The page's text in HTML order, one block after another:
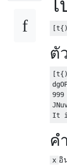
ตั
999
ค
x อิ